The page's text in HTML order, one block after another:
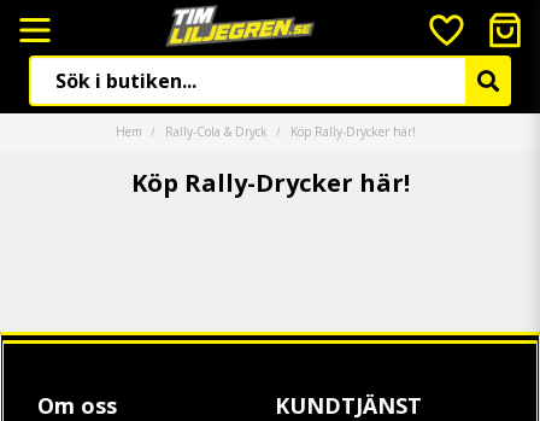
Hem Rally-Cola & Dryck Köp Rally-Drycker här!
Köp Rally-Drycker här!
Om oss KUNDTJÄNST